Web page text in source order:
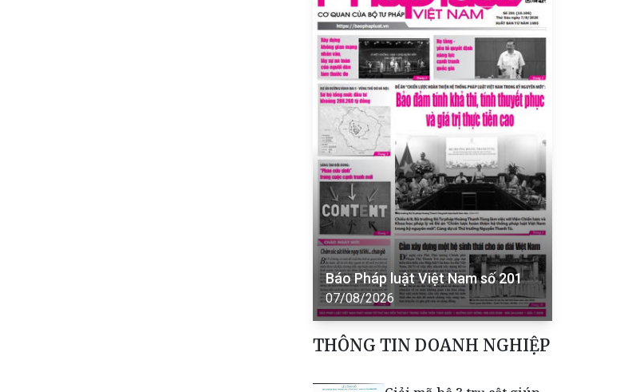
Báo Pháp luật Việt Nam số 201
07/08/2026
THÔNG TIN DOANH NGHIỆP